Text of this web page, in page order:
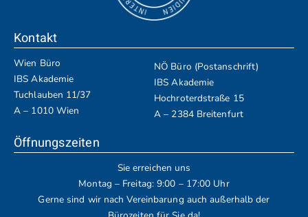
Kontakt
Wien Büro
IBS Akademie
Tuchlauben 11/37
A – 1010 Wien
NÖ Büro (Postanschrift)
IBS Akademie
Hochroterdstraße 15
A – 2384 Breitenfurt
Öffnungszeiten
Sie erreichen uns
Montag – Freitag: 9:00 – 17:00 Uhr
Gerne sind wir nach Vereinbarung auch außerhalb der